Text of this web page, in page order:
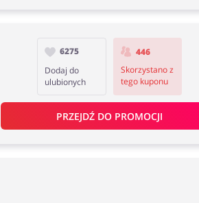
6275
Dodaj do
ulubionych
446
Skorzystano z
tego kuponu
PRZEJDŹ DO PROMOCJI